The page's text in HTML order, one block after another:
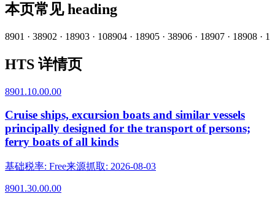
本页常见 heading
8901 · 38902 · 18903 · 108904 · 18905 · 38906 · 18907 · 18908 · 1
HTS 详情页
8901.10.00.00
Cruise ships, excursion boats and similar vessels
principally designed for the transport of persons;
ferry boats of all kinds
基础税率: Free来源抓取: 2026-08-03
8901.30.00.00